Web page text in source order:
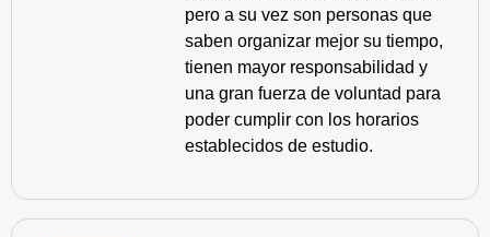
pero a su vez son personas que
saben organizar mejor su tiempo,
tienen mayor responsabilidad y
una gran fuerza de voluntad para
poder cumplir con los horarios
establecidos de estudio.